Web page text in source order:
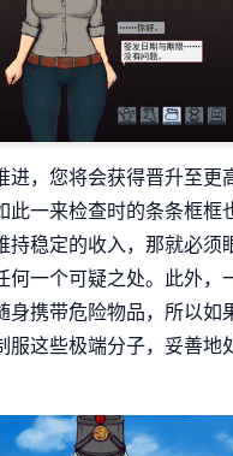
进，您将会获得晋升至更
此一来检查时的条条框框
持稳定的收入，那就必须
何一个可疑之处。此外，
身携带危险物品，所以如
服这些极端分子，妥善地